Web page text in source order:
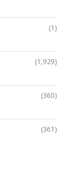
(1)
(1,929)
(360)
(361)